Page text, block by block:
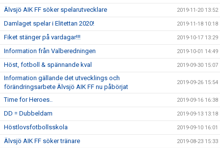
Älvsjö AIK FF söker spelarutvecklare 2019-11-20 13:52
Damlaget spelar i Elitettan 2020! 2019-11-18 10:18
Fiket stänger på vardagar!!! 2019-10-17 13:29
Information från Valberedningen 2019-10-01 14:49
Höst, fotboll & spännande kval 2019-09-30 15:07
Information gällande det utvecklings och
förändringsarbete Älvsjö AIK FF nu påbörjat
2019-09-26 15:54
Time for Heroes.. 2019-09-16 16:38
DD = Dubbeldam 2019-09-13 13:18
Höstlovsfotbollsskola 2019-09-10 16:01
Älvsjö AIK FF söker tränare 2019-08-23 15:33